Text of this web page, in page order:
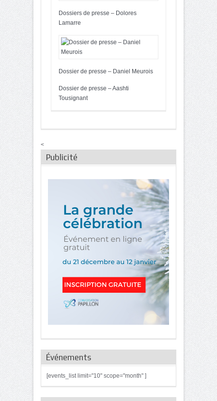
Dossiers de presse – Dolores
Lamarre
Dossier de presse – Daniel Meurois
Dossier de presse – Aashti
Tousignant
<
Publicité
Événements
[events_list limit="10" scope="month" ]